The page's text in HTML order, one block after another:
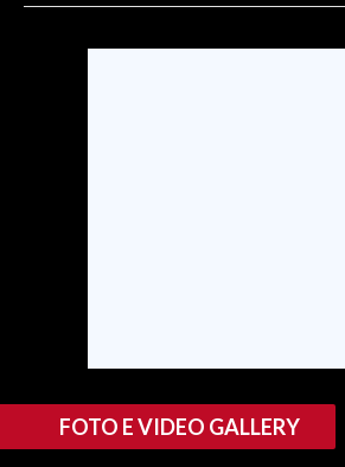
EVENTI
FOTO E VIDEO GALLERY